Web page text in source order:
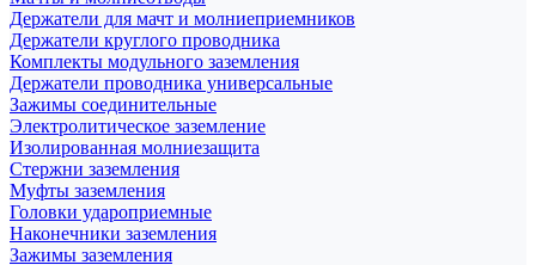
Держатели для мачт и молниеприемников
Держатели круглого проводника
Комплекты модульного заземления
Держатели проводника универсальные
Зажимы соединительные
Электролитическое заземление
Изолированная молниезащита
Стержни заземления
Муфты заземления
Головки удароприемные
Наконечники заземления
Зажимы заземления